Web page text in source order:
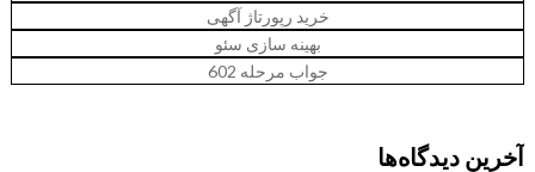
خرید رپورتاژ آگهی
بهینه سازی سئو
جواب مرحله 602
آخرین دیدگاه‌ها